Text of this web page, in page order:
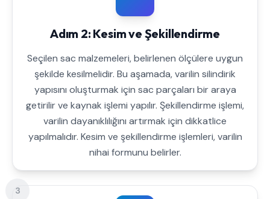
Adım 2: Kesim ve Şekillendirme
Seçilen sac malzemeleri, belirlenen ölçülere uygun
şekilde kesilmelidir. Bu aşamada, varilin silindirik
yapısını oluşturmak için sac parçaları bir araya
getirilir ve kaynak işlemi yapılır. Şekillendirme işlemi,
varilin dayanıklılığını artırmak için dikkatlice
yapılmalıdır. Kesim ve şekillendirme işlemleri, varilin
nihai formunu belirler.
3